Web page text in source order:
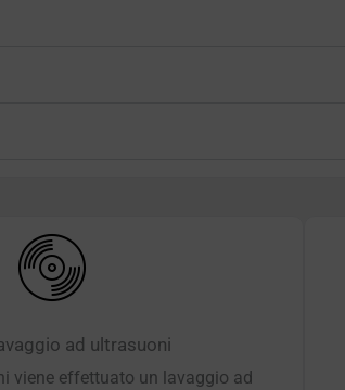
ad ultrasuoni
viene effettuato un lavaggio ad